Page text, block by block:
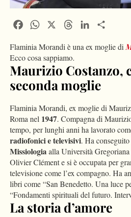
FacebookWhatsApp ThreadsLinkedIn
Flaminia Morandi è una ex moglie di
Ecco cosa sappiamo.
Maurizio Costanzo,
seconda moglie
Flaminia Morandi, ex moglie di
Roma nel 1947. Compagna di
tempo, per lunghi anni ha lavorato
radiofonici e televisivi. Ha
Missiologiaalla Università
Olivier Clément e si è occupata per
televisione come l’ex compagno. Ha
libri come “San Benedetto. Una luce
“Fondamenti spirituali del futuro.
La storia d’amore